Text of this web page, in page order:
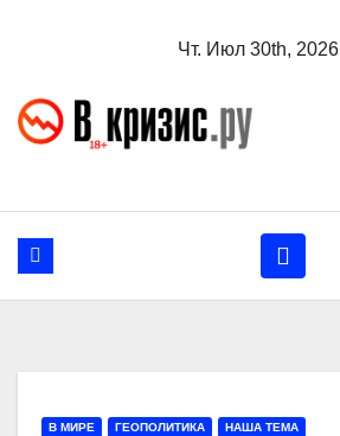
Чт. Июл 30th, 2026
В МИРЕ ГЕОПОЛИТИКА НАША ТЕМА